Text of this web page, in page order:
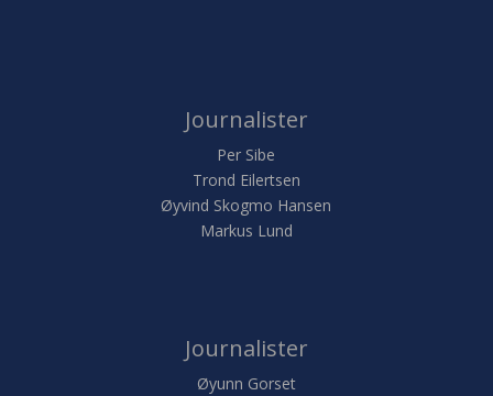
Journalister
Per Sibe
Trond Eilertsen
Øyvind Skogmo Hansen
Markus Lund
Journalister
Øyunn Gorset